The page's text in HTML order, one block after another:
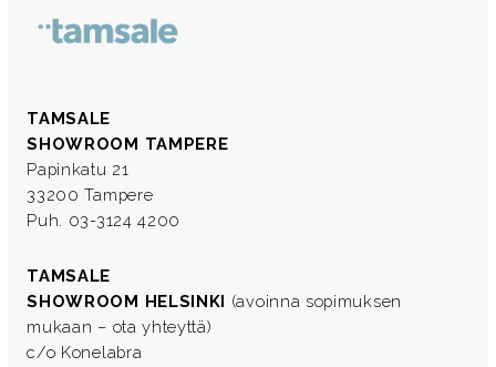
TAMSALE
SHOWROOM TAMPERE
Papinkatu 21
33200 Tampere
Puh. 03-3124 4200
TAMSALE
SHOWROOM HELSINKI (avoinna sopimuksen
mukaan – ota yhteyttä)
c/o Konelabra